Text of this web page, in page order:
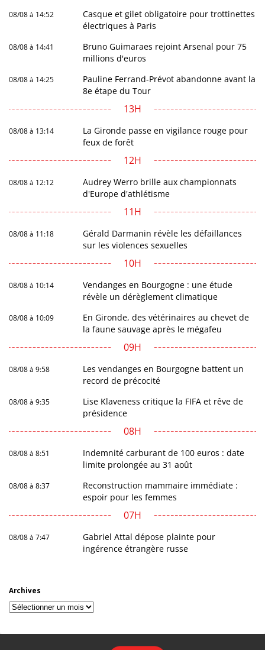
08/08 à 14:52
Casque et gilet obligatoire pour trottinettes
électriques à Paris
08/08 à 14:41
Bruno Guimaraes rejoint Arsenal pour 75
millions d'euros
08/08 à 14:25
Pauline Ferrand-Prévot abandonne avant la
8e étape du Tour
13H
08/08 à 13:14
La Gironde passe en vigilance rouge pour
feux de forêt
12H
08/08 à 12:12
Audrey Werro brille aux championnats
d'Europe d'athlétisme
11H
08/08 à 11:18
Gérald Darmanin révèle les défaillances
sur les violences sexuelles
10H
08/08 à 10:14
Vendanges en Bourgogne : une étude
révèle un dérèglement climatique
08/08 à 10:09
En Gironde, des vétérinaires au chevet de
la faune sauvage après le mégafeu
09H
08/08 à 9:58
Les vendanges en Bourgogne battent un
record de précocité
08/08 à 9:35
Lise Klaveness critique la FIFA et rêve de
présidence
08H
08/08 à 8:51
Indemnité carburant de 100 euros : date
limite prolongée au 31 août
08/08 à 8:37
Reconstruction mammaire immédiate :
espoir pour les femmes
07H
08/08 à 7:47
Gabriel Attal dépose plainte pour
ingérence étrangère russe
Archives
Archives